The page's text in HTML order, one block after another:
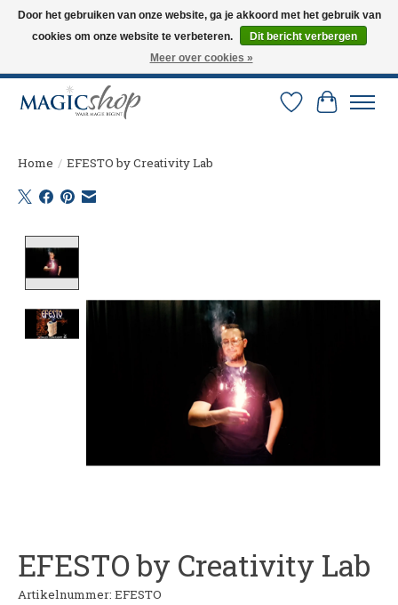
Altijd de nieuwste trucs op voorraad. Snelle verzending via PostNL en DHL.
Langskomen in onze winkel? Bel of mail om een afspraak te maken. 0251-
Verlanglijst
Home / EFESTO by Creativity Lab
EFESTO by Creativity Lab
Artikelnummer: EFESTO
Door het gebruiken van onze website, ga je akkoord met het gebruik van
cookies om onze website te verbeteren.
Dit bericht verbergen
Meer over cookies »